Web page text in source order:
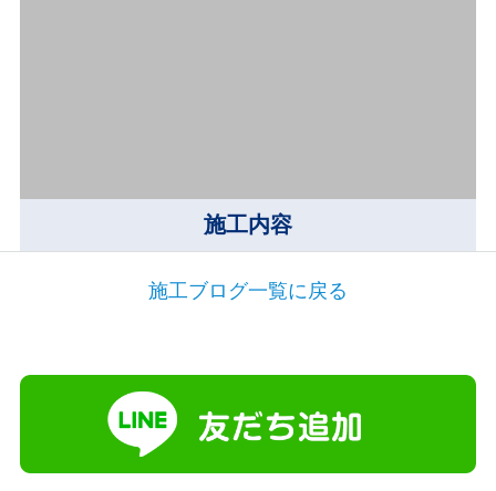
施工内容
施工ブログ一覧に戻る